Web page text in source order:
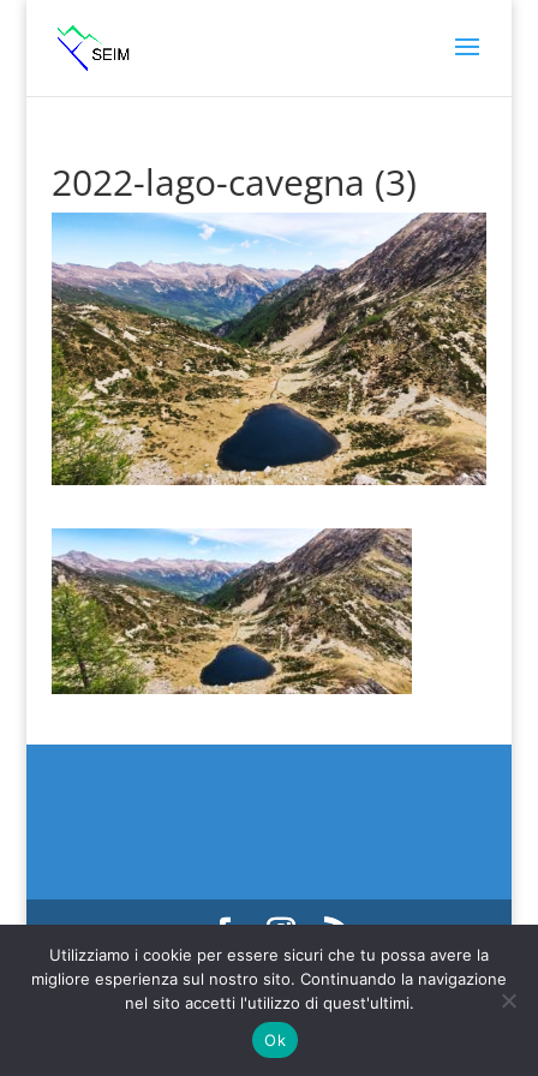
2022-lago-cavegna (3)
(C) SEIM 2022
Web credits Make IT Better SAGL
Utilizziamo i cookie per essere sicuri che tu possa avere la
migliore esperienza sul nostro sito. Continuando la navigazione
nel sito accetti l'utilizzo di quest'ultimi.
Ok